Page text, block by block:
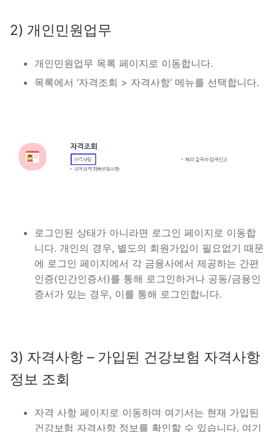
2) 개인민원업무
개인민원업무 목록 페이지로 이동합니다.
목록에서 ‘자격조회 > 자격사항’ 메뉴를 선택합니다.
로그인된 상태가 아니라면 로그인 페이지로 이동합
니다. 개인의 경우, 별도의 회원가입이 필요없기 때문
에 로그인 페이지에서 각 금융사에서 제공하는 간편
인증(민간인증서)를 통해 로그인하거나 공동/금융인
증서가 있는 경우, 이를 통해 로그인합니다.
3) 자격사항 – 가입된 건강보험 자격사항
정보 조회
자격 사항 페이지로 이동하며 여기서는 현재 가입된
건강보험 자격사항 정보를 확인할 수 있습니다. 여기